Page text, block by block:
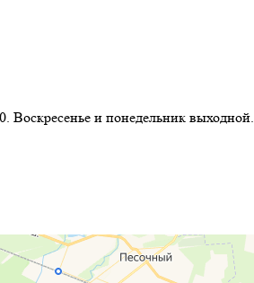
Воскресенье и понедельник выходной.